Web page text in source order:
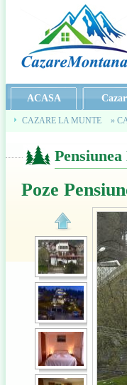
ACASA
CAZARE LA MUNTE »
Poze